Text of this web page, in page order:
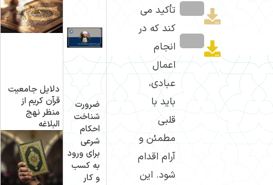
تأکید می
کند که در
انجام
اعمال
عبادی،
باید با
قلبی
مطمئن و
آرام اقدام
شود. این
ضرورت
شناخت
احکام
شرعی
برای ورود
به کسب
و کار
دلایل جامعیت
قرآن کریم از
منظر نهج
البلاغه